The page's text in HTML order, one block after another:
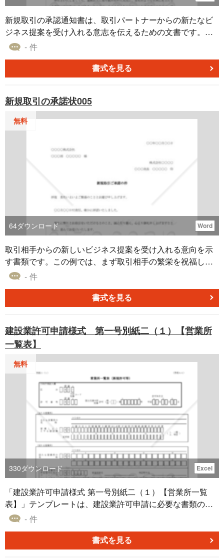
新規取引の承認通知書は、取引パートナーからの新たなビ
ジネス提案を受け入れる意志を伝えるための文書です。こ
の例では、初めに取引先の成功を祝い、次に新規取引の提
け入れる意志を伝え、取引条件の詳細を同封したことを伝
えています。新規取引の承認を明示する一文で文書を閉じ
の開始、新規契約の結成など、新ビジネスがスタートする
際にパートナーへ通知するために使われます。
- 件
書式を見る
新規取引の承諾状005
無料
64ダウンロード Word
取引相手からの新しいビジネス提案を受け入れる意向を示
す書類です。この例では、まず取引相手の繁栄を祝福し、
新規取引の提案に対する感謝を表明しています。さらに、
細を同封したことを告知しています。新規取引の承認を明
示する文で文書を閉じています。この例は、新製品の販
始まる際の通知に使用できます。相手の成功を認めると共
に、新たな事業への意欲を示し、取引条件の具体的な内容
を理解してもらうためにも使われます。
- 件
書式を見る
建設業許可申請様式 第一号別紙二（１）【営業所
一覧表】
無料
330ダウンロード Excel
「建設業許可申請様式 第一号別紙二（１）【営業所一覧
表】​」テンプレートは、建設業許可申請に必要な書類の一
部です。このテンプレートは、一般的な建設業許可申請
報を整理するのに役立ちます。 ただし、各都道府県によっ
て要件が異なる可能性があるため、具体的な詳細は申請を
- 件
書式を見る